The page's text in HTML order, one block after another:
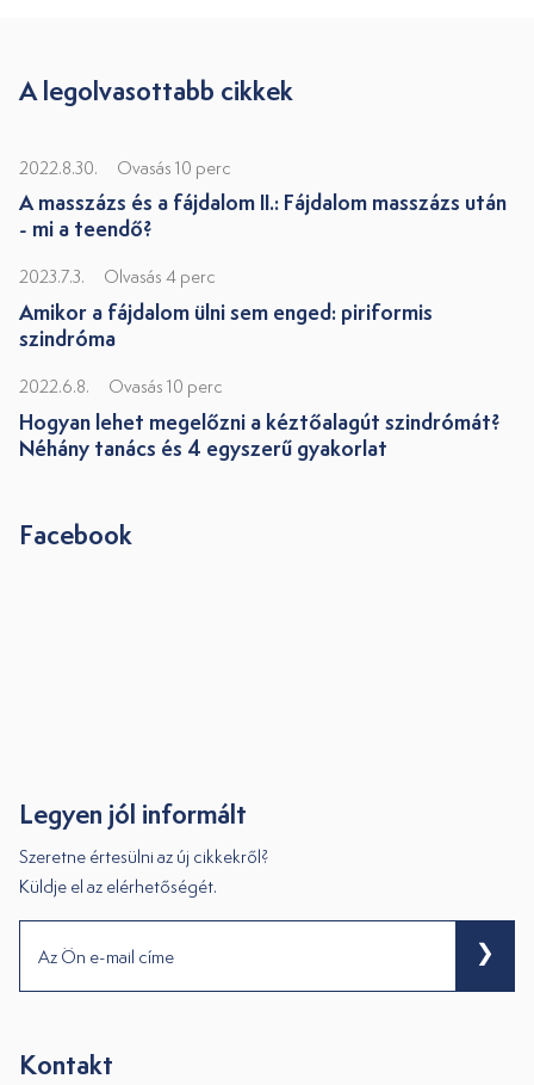
A legolvasottabb cikkek
2022.8.30. Ovasás 10 perc
A masszázs és a fájdalom II.: Fájdalom masszázs után
- mi a teendő?
2023.7.3. Olvasás 4 perc
Amikor a fájdalom ülni sem enged: piriformis
szindróma
2022.6.8. Ovasás 10 perc
Hogyan lehet megelőzni a kéztőalagút szindrómát?
Néhány tanács és 4 egyszerű gyakorlat
Facebook
Legyen jól informált
Szeretne értesülni az új cikkekről?
Küldje el az elérhetőségét.
Az Ön e-mail címe
Kontakt